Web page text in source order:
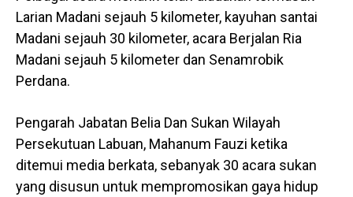
Larian Madani sejauh 5 kilometer, kayuhan santai
Madani sejauh 30 kilometer, acara Berjalan Ria
Madani sejauh 5 kilometer dan Senamrobik
Perdana.
Pengarah Jabatan Belia Dan Sukan Wilayah
Persekutuan Labuan, Mahanum Fauzi ketika
ditemui media berkata, sebanyak 30 acara sukan
yang disusun untuk mempromosikan gaya hidup